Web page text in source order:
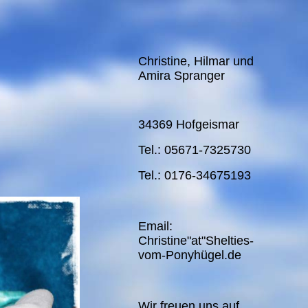
Christine, Hilmar und
Amira Spranger
34369 Hofgeismar
Tel.: 05671-7325730
Tel.: 0176-34675193
Email:
Christine"at"Shelties-
vom-Ponyhügel.de